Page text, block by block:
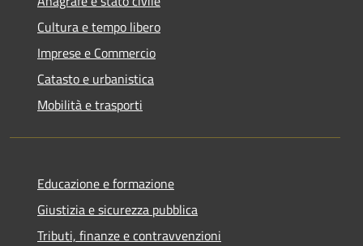
Cultura e tempo libero
Imprese e Commercio
Catasto e urbanistica
Mobilità e trasporti
Educazione e formazione
Giustizia e sicurezza pubblica
Tributi, finanze e contravvenzioni